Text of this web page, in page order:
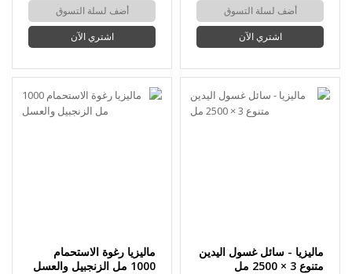
أضف لسلة التسوق
اشتري الآن
أضف لسلة التسوق
اشتري الآن
ماليزيا - سائل غسول اليدين
متنوع 3 × 2500 مل
ماليزيا رغوة الاستحمام
1000 مل الزنجبيل والعسل